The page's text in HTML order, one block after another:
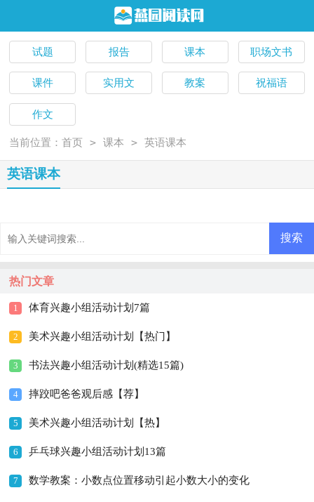
试题 报告 课本 职场文书
课件 实用文 教案 祝福语
作文
当前位置：首页 > 课本 > 英语课本
英语课本
热门文章
1 体育兴趣小组活动计划7篇
2 美术兴趣小组活动计划【热门】
3 书法兴趣小组活动计划(精选15篇)
4 摔跤吧爸爸观后感【荐】
5 美术兴趣小组活动计划【热】
6 乒乓球兴趣小组活动计划13篇
7 数学教案：小数点位置移动引起小数大小的变化